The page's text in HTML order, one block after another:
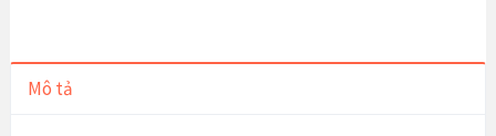
Mô tả